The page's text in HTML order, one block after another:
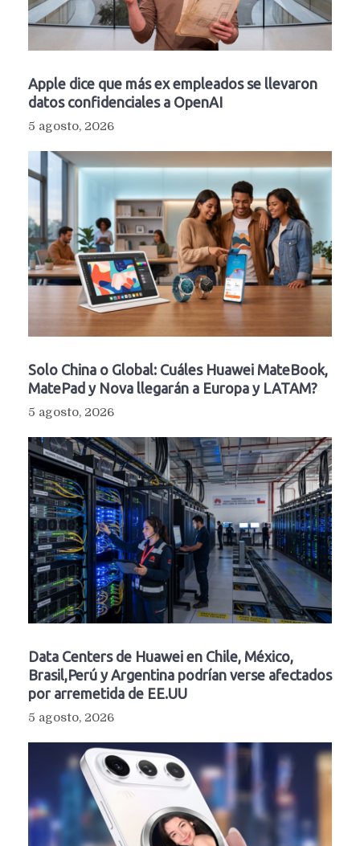
Apple dice que más ex empleados se llevaron
datos confidenciales a OpenAI
5 agosto, 2026
Solo China o Global: Cuáles Huawei MateBook,
MatePad y Nova llegarán a Europa y LATAM?
5 agosto, 2026
Data Centers de Huawei en Chile, México,
Brasil,Perú y Argentina podrían verse afectados
por arremetida de EE.UU
5 agosto, 2026